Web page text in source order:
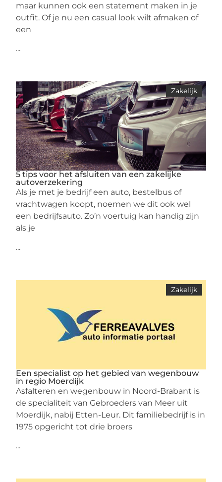
maar kunnen ook een statement maken in je
outfit. Of je nu een casual look wilt afmaken of
een
...
Zakelijk
5 tips voor het afsluiten van een zakelijke
autoverzekering
Als je met je bedrijf een auto, bestelbus of
vrachtwagen koopt, noemen we dit ook wel
een bedrijfsauto. Zo’n voertuig kan handig zijn
als je
...
Zakelijk
Een specialist op het gebied van wegenbouw
in regio Moerdijk
Asfalteren en wegenbouw in Noord-Brabant is
de specialiteit van Gebroeders van Meer uit
Moerdijk, nabij Etten-Leur. Dit familiebedrijf is in
1975 opgericht tot drie broers
...